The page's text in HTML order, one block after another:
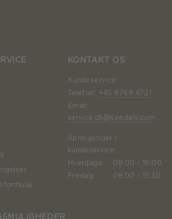
KONTAKT OS
Kundeservice:
Telefon: +45 8768 4721
Email:
service.dk@soedahl.com
Åbningstider i
kundeservice:
Hverdage: 08:00 - 16:00
Fredag: 08:00 - 15:30